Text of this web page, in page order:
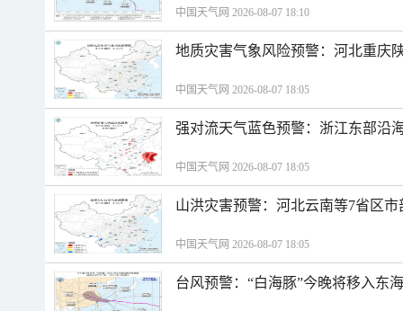
中国天气网 2026-08-07 18:10
地质灾害气象风险预警：河北重庆
中国天气网 2026-08-07 18:05
强对流天气蓝色预警：浙江东部沿
中国天气网 2026-08-07 18:05
山洪灾害预警：河北云南等7省区
中国天气网 2026-08-07 18:05
台风预警：“白海豚”今晚将移入东